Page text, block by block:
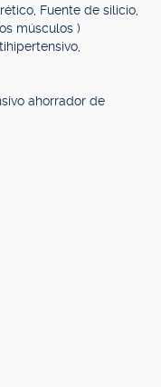
Fuente de silicio,
músculos )
ahorrador de